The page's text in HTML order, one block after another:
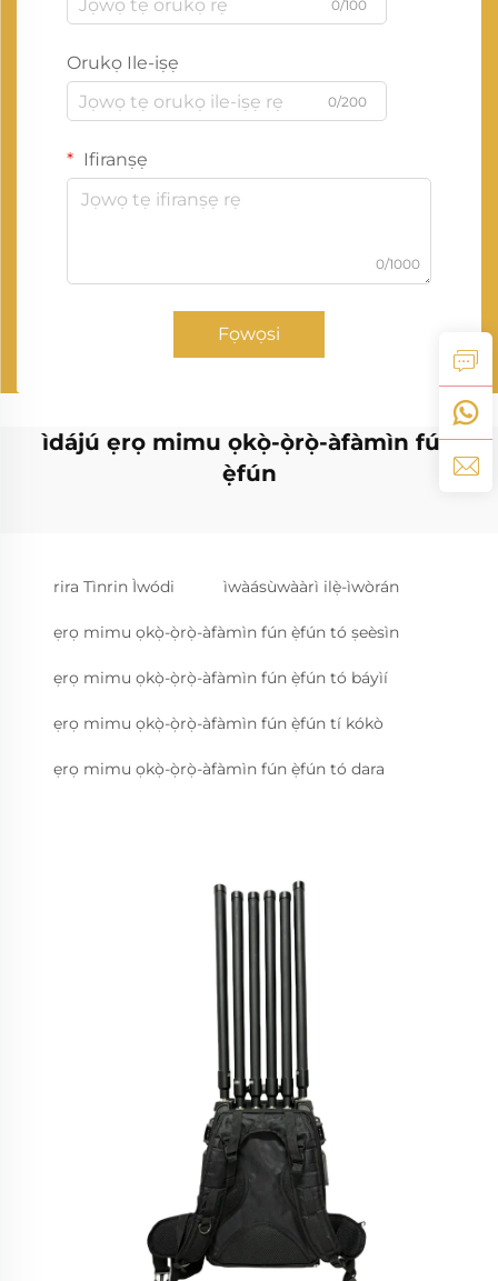
0/100
Orukọ Ile-iṣẹ
0/200
Ifiranṣẹ
0/1000
Fọwọsi
ìdájú ẹrọ mimu ọkọ̀-ọ̀rọ̀-àfàmìn fún
ẹ̀fún
rira Tìnrin Ìwódi ìwàásùwààrì ilẹ̀-ìwòrán
ẹrọ mimu ọkọ̀-ọ̀rọ̀-àfàmìn fún ẹ̀fún tó ṣeèsìn
ẹrọ mimu ọkọ̀-ọ̀rọ̀-àfàmìn fún ẹ̀fún tó báyìí
ẹrọ mimu ọkọ̀-ọ̀rọ̀-àfàmìn fún ẹ̀fún tí kókò
ẹrọ mimu ọkọ̀-ọ̀rọ̀-àfàmìn fún ẹ̀fún tó dara